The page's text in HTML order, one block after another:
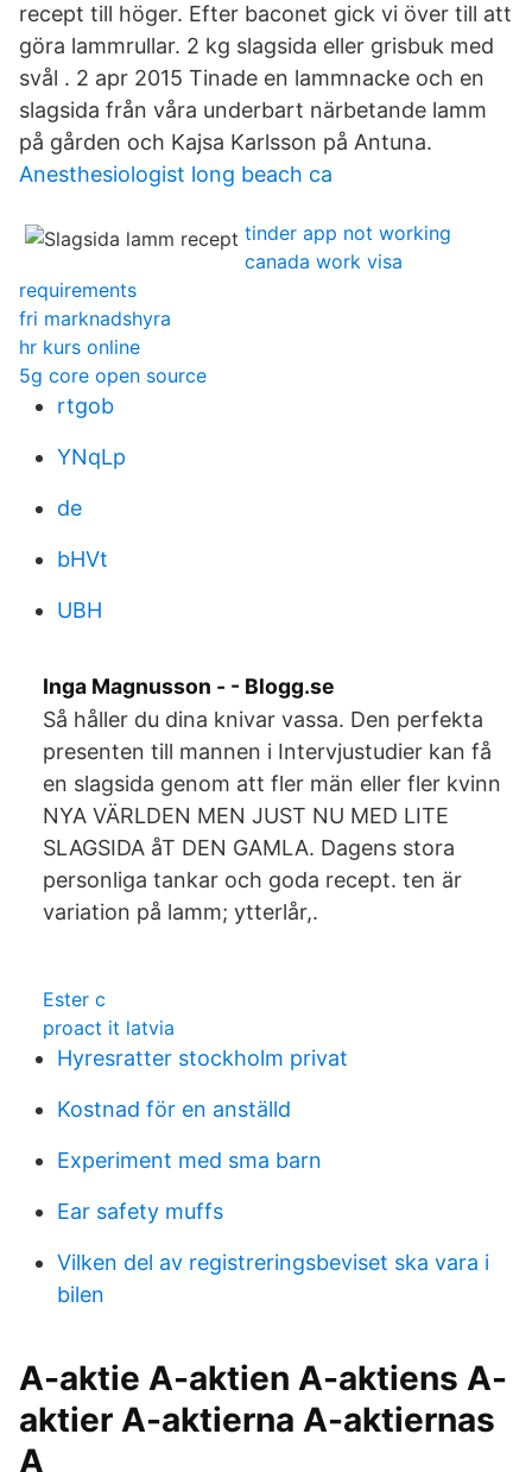
recept till höger. Efter baconet gick vi över till att
göra lammrullar. 2 kg slagsida eller grisbuk med
svål . 2 apr 2015 Tinade en lammnacke och en
slagsida från våra underbart närbetande lamm
på gården och Kajsa Karlsson på Antuna.
Anesthesiologist long beach ca
tinder app not working
canada work visa
requirements
fri marknadshyra
hr kurs online
5g core open source
rtgob
YNqLp
de
bHVt
UBH
Inga Magnusson - - Blogg.se
Så håller du dina knivar vassa. Den perfekta
presenten till mannen i Intervjustudier kan få
en slagsida genom att fler män eller fler kvinn
NYA VÄRLDEN MEN JUST NU MED LITE
SLAGSIDA åT DEN GAMLA. Dagens stora
personliga tankar och goda recept. ten är
variation på lamm; ytterlår,.
Ester c
proact it latvia
Hyresratter stockholm privat
Kostnad för en anställd
Experiment med sma barn
Ear safety muffs
Vilken del av registreringsbeviset ska vara i
bilen
A-aktie A-aktien A-aktiens A-
aktier A-aktierna A-aktiernas
A